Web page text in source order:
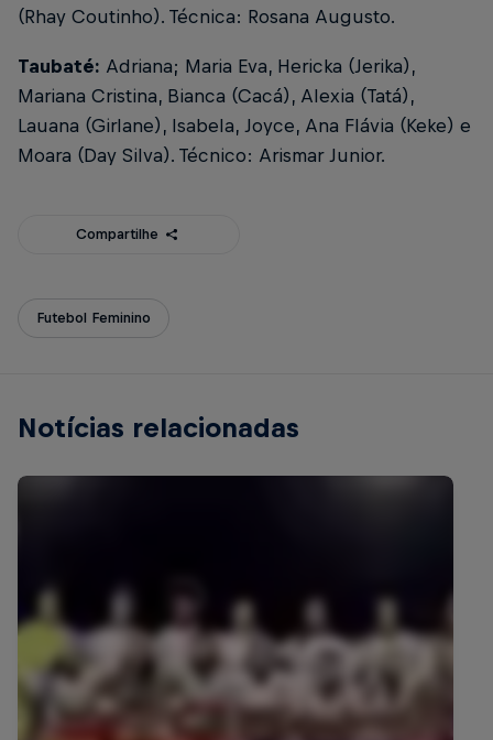
(Rhay Coutinho). Técnica: Rosana Augusto.
Taubaté: Adriana; Maria Eva, Hericka (Jerika),
Mariana Cristina, Bianca (Cacá), Alexia (Tatá),
Lauana (Girlane), Isabela, Joyce, Ana Flávia (Keke) e
Moara (Day Silva). Técnico: Arismar Junior.
Compartilhe
Futebol Feminino
Notícias relacionadas